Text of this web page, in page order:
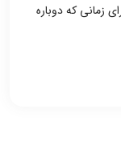
زمانی که دوباره